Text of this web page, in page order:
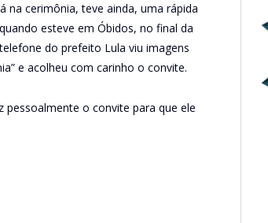
na cerimônia, teve ainda, uma rápida
esteve em Óbidos, no final da
do prefeito Lula viu imagens
e acolheu com carinho o convite.
pessoalmente o convite para que ele